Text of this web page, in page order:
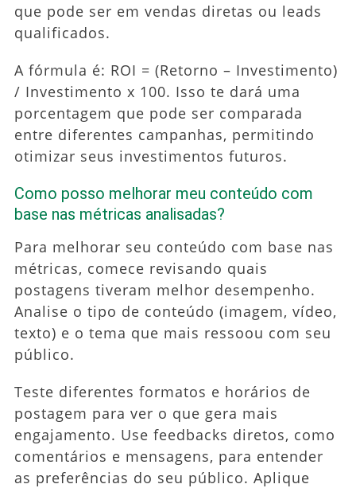
que pode ser em vendas diretas ou leads
qualificados.
A fórmula é: ROI = (Retorno – Investimento)
/ Investimento x 100. Isso te dará uma
porcentagem que pode ser comparada
entre diferentes campanhas, permitindo
otimizar seus investimentos futuros.
Como posso melhorar meu conteúdo com
base nas métricas analisadas?
Para melhorar seu conteúdo com base nas
métricas, comece revisando quais
postagens tiveram melhor desempenho.
Analise o tipo de conteúdo (imagem, vídeo,
texto) e o tema que mais ressoou com seu
público.
Teste diferentes formatos e horários de
postagem para ver o que gera mais
engajamento. Use feedbacks diretos, como
comentários e mensagens, para entender
as preferências do seu público. Aplique